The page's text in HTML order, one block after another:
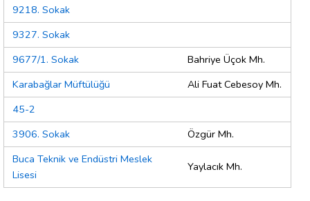
9218. Sokak
9327. Sokak
9677/1. Sokak
Bahriye Üçok Mh.
Karabağlar Müftülüğü
Ali Fuat Cebesoy Mh.
45-2
3906. Sokak
Özgür Mh.
Buca Teknik ve Endüstri Meslek
Lisesi
Yaylacık Mh.